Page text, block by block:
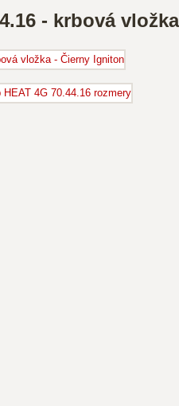
- krbová